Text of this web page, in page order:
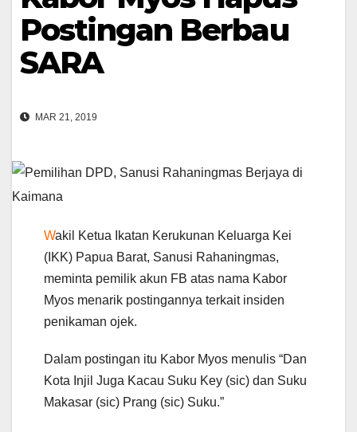
Postingan Berbau
SARA
MAR 21, 2019
Wakil Ketua Ikatan Kerukunan Keluarga Kei
(IKK) Papua Barat, Sanusi Rahaningmas,
meminta pemilik akun FB atas nama Kabor
Myos menarik postingannya terkait insiden
penikaman ojek.
Dalam postingan itu Kabor Myos menulis “Dan
Kota Injil Juga Kacau Suku Key (sic) dan Suku
Makasar (sic) Prang (sic) Suku.”